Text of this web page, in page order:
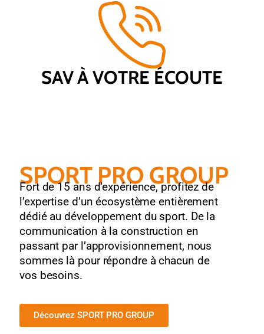
SAV À VOTRE ÉCOUTE
SPORT PRO GROUP
Fort de 15 ans d’expérience, profitez de
l’expertise d’un écosystème entièrement
dédié au développement du sport. De la
communication à la construction en
passant par l’approvisionnement, nous
sommes là pour répondre à chacun de
vos besoins.
Découvrez SPORT PRO GROUP